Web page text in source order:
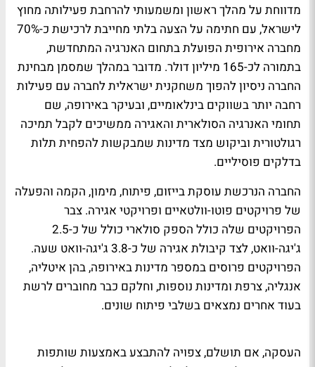
מדווחת על מהלך ראשון ומשמעותי להרחבת פעילותה מחוץ
לישראל, עם חתימה על הצעה בלתי מחייבת לרכישת כ-70%
מחברה אירופית הפועלת בתחום האנרגיה המתחדשת,
בתמורה לכ-165 מיליון דולר. מדובר במהלך שמסמן מבחינת
החברה ניסיון להפוך משחקנית ישראלית לחברה עם פעילות
רחבה יותר בשווקים בינלאומיים, ובעיקר באירופה, שם
תחומי האנרגיה הסולארית והאגירה ממשיכים לקבל תמיכה
רגולטורית וביקוש מצד מדינות שמבקשות להפחית תלות
בדלקים פוסיליים.
החברה הנרכשת עוסקת בייזום, פיתוח, מימון, הקמה והפעלה
של פרויקטים פוטו-וולטאיים ופרויקטי אגירה. צבר
הפרויקטים שלה כולל הספק סולארי כולל של כ-2.5
ג'יגה-וואט, לצד קיבולת אגירה של כ-3.8 ג'יגה-וואט שעה.
הפרויקטים פרוסים במספר מדינות באירופה, בהן איטליה,
אנגליה, צרפת ומדינות נוספות, וחלקם כבר מחוברים לרשת
בעוד אחרים נמצאים בשלבי פיתוח שונים.
העסקה, אם תושלם, צפויה להתבצע באמצעות שותפות